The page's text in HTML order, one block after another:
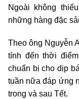
Ngoài không
những hàng đặc
Theo ông Nguyễn
tính đến thời
chuẩn bị cho dịp
tuần nữa đáp ứng
trong và sau Tết.